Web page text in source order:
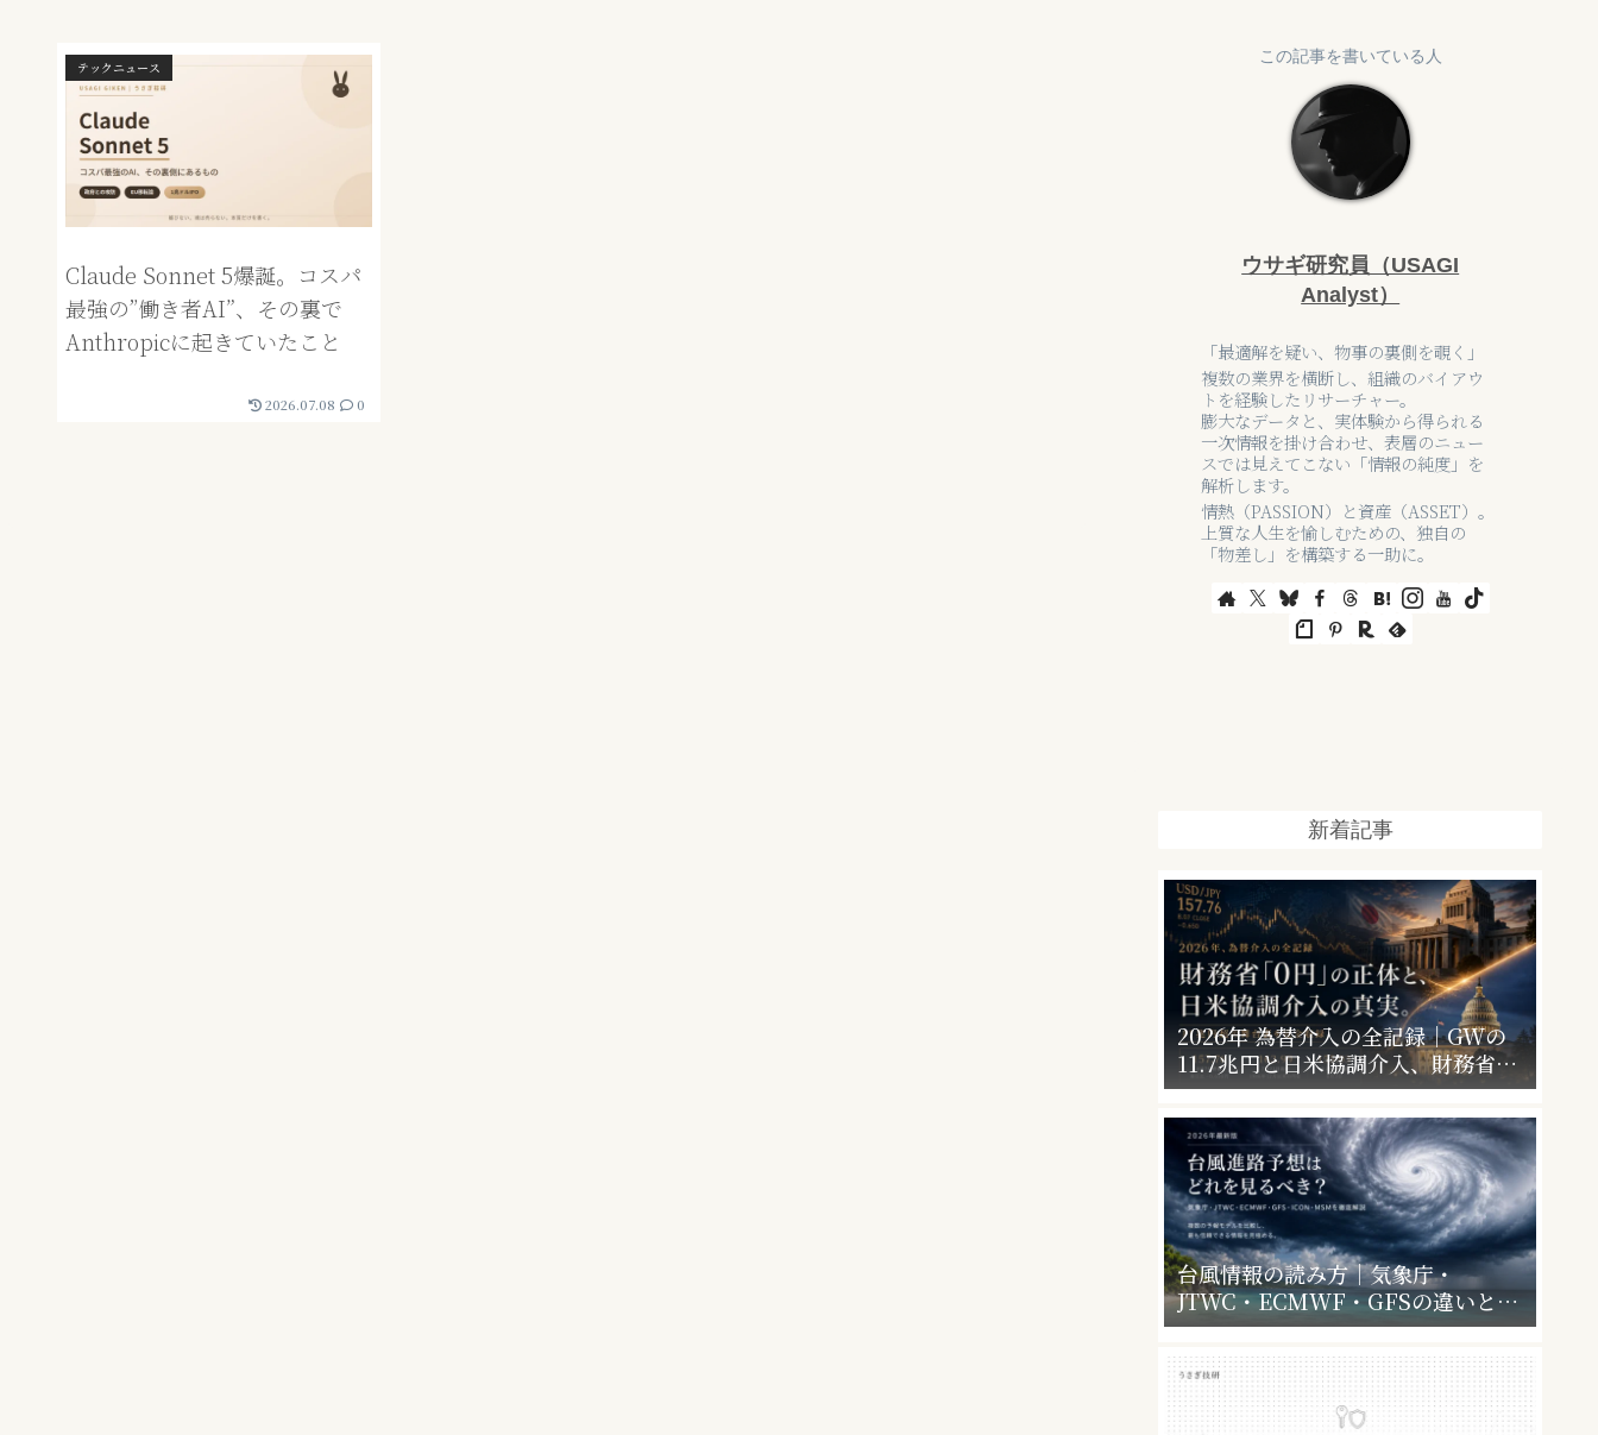
テックニュース
Claude Sonnet 5爆誕。コスパ
最強の”働き者AI”、その裏で
Anthropicに起きていたこと
2026.07.08 0
この記事を書いている人
ウサギ研究員（USAGI
Analyst）
「最適解を疑い、物事の裏側を覗く」
複数の業界を横断し、組織のバイアウ
トを経験したリサーチャー。
膨大なデータと、実体験から得られる
一次情報を掛け合わせ、表層のニュー
スでは見えてこない「情報の純度」を
解析します。
情熱（PASSION）と資産（ASSET）。
上質な人生を愉しむための、独自の
「物差し」を構築する一助に。
新着記事
2026年 為替介入の全記録｜GWの
11.7兆円と日米協調介入、財務省
「0円」の意味
台風情報の読み方｜気象庁・
JTWC・ECMWF・GFSの違いと、
暴風警報で会社・学校はどうなるか